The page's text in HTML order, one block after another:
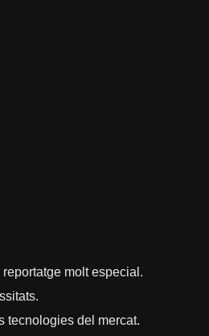
molt especial.
tecnologies del mercat.